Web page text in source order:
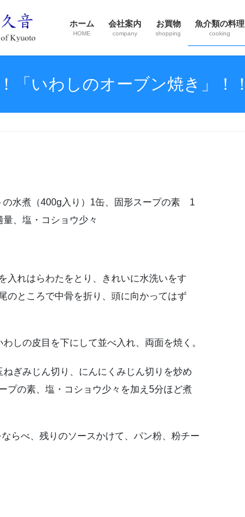
ホーム
HOME
会社案内
company
お買物
shopping
魚介類の料理
cooking
「いわしのオーブン焼き」！！
水煮（400g入り）1缶、固形スープの素 1
、塩・コショウ少々
入れはらわたをとり、きれいに水洗いをす
のところで中骨を折り、頭に向かってはず
しの皮目を下にして並べ入れ、両面を焼く。
ぎみじん切り、にんにくみじん切りを炒め
プの素、塩・コショウ少々を加え5分ほど煮
らべ、残りのソースかけて、パン粉、粉チー